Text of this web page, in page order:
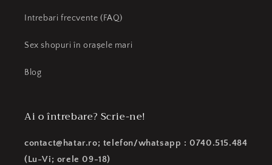
Intrebari frecvente (FAQ)
Sex shopuri în orașele mari
Blog
Ai o întrebare? Scrie-ne!
contact@hatar.ro; telefon/whatsapp : 0740.515.484
(Lu-Vi; orele 09-18)